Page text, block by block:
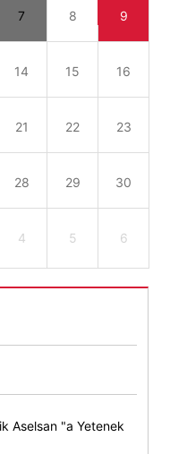
7 8 9
14 15 16
21 22 23
28 29 30
4 5 6
Aselsan "a Yetenek